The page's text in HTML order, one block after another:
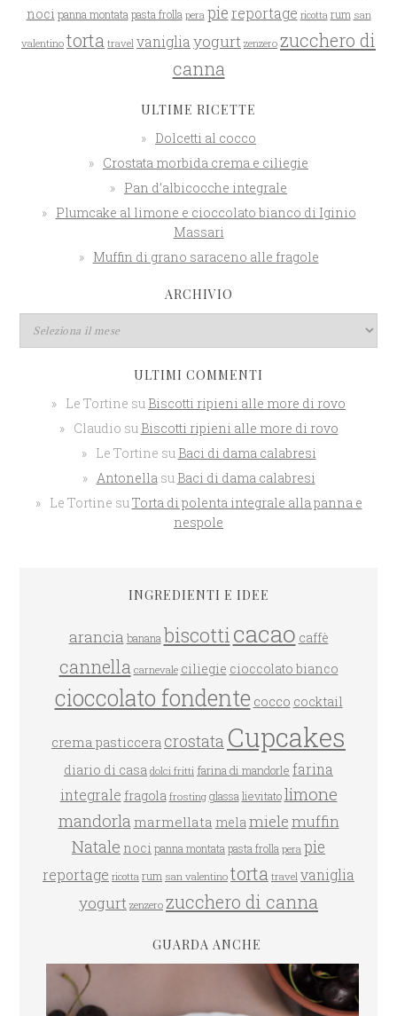
noci panna montata pasta frolla pera pie reportage ricotta rum san
valentino torta travel vanigliayogurt zenzero zucchero di
canna
ULTIME RICETTE
Dolcetti al cocco
Crostata morbida crema e ciliegie
Pan d’albicocche integrale
Plumcake al limone e cioccolato bianco di Iginio
Massari
Muffin di grano saraceno alle fragole
ARCHIVIO
ULTIMI COMMENTI
Le Tortine su Biscotti ripieni alle more di rovo
Claudio su Biscotti ripieni alle more di rovo
Le Tortine su Baci di dama calabresi
Antonellasu Baci di dama calabresi
Le Tortine suTorta di polenta integrale alla panna e
nespole
INGREDIENTI E IDEE
arancia banana biscotticacao caffè
cannella carnevale ciliegie cioccolato bianco
cioccolato fondente cocco cocktail
crema pasticcera crostata Cupcakes
diario di casa dolci fritti farina di mandorle farina
integrale fragola frosting glassa lievitato limone
mandorla marmellata melamielemuffin
Natale noci panna montatapasta frolla pera pie
reportage ricotta rum san valentino torta travel vaniglia
yogurt zenzero zucchero di canna
GUARDA ANCHE